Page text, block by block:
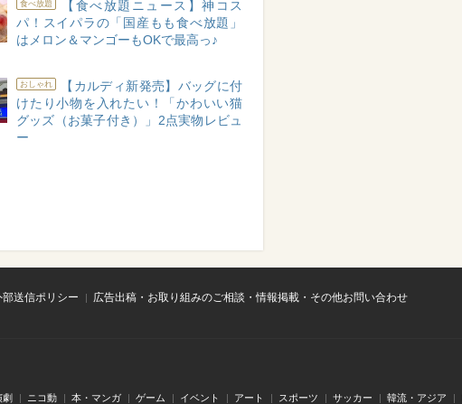
食べ放題
【食べ放題ニュース】神コス
パ！スイパラの「国産もも食べ放題」
はメロン＆マンゴーもOKで最高っ♪
おしゃれ
【カルディ新発売】バッグに付
けたり小物を入れたい！「かわいい猫
グッズ（お菓子付き）」2点実物レビュ
ー
部送信ポリシー
広告出稿・お取り組みのご相談・情報掲載・その他お問い合わせ
劇 ニコ動 本・マンガ ゲーム イベント アート スポーツ サッカー 韓流・アジア